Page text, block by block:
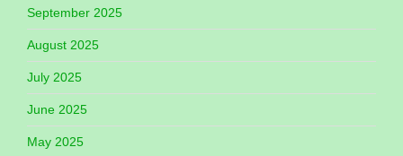
September 2025
August 2025
July 2025
June 2025
May 2025